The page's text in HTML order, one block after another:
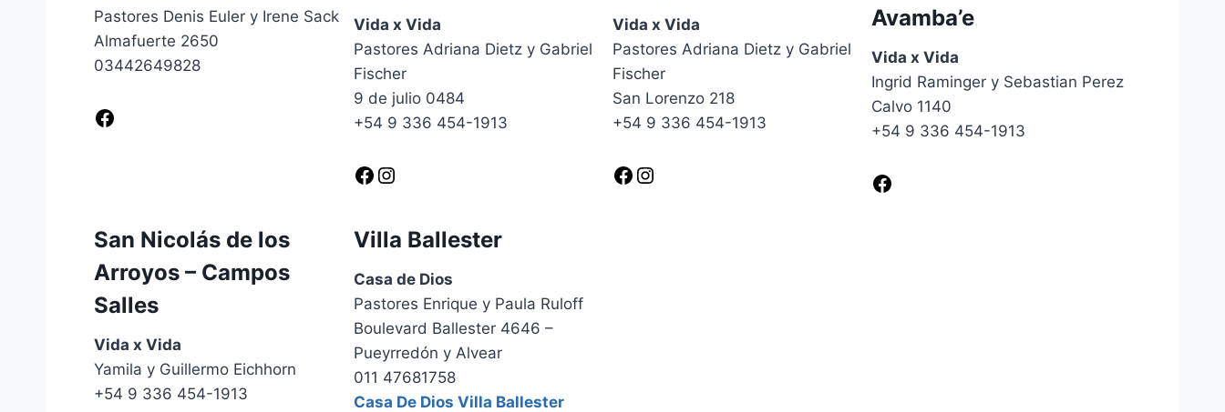
Pastores Denis Euler y Irene Sack
Almafuerte 2650
03442649828
Facebook
Vida x Vida
Pastores Adriana Dietz y Gabriel
Fischer
9 de julio 0484
+54 9 336 454-1913
Facebook Instagram
Vida x Vida
Pastores Adriana Dietz y Gabriel
Fischer
San Lorenzo 218
+54 9 336 454-1913
Facebook Instagram
Avamba’e
Vida x Vida
Ingrid Raminger y Sebastian Perez
Calvo 1140
+54 9 336 454-1913
Facebook
San Nicolás de los
Arroyos – Campos
Salles
Vida x Vida
Yamila y Guillermo Eichhorn
+54 9 336 454-1913
Villa Ballester
Casa de Dios
Pastores Enrique y Paula Ruloff
Boulevard Ballester 4646 –
Pueyrredón y Alvear
011 47681758
Casa De Dios Villa Ballester